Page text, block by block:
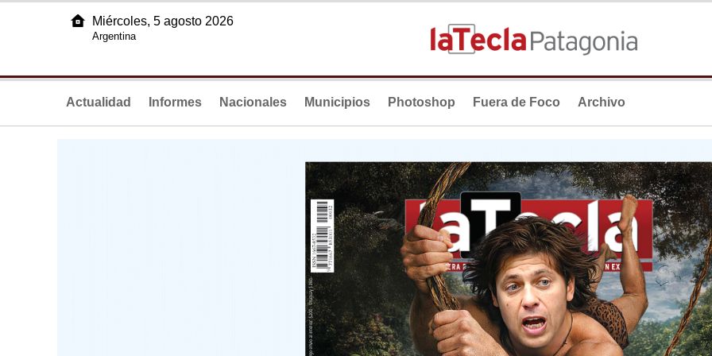
Miércoles, 5 agosto 2026
Argentina
Actualidad Informes Nacionales Municipios Photoshop Fuera de Foco Archivo